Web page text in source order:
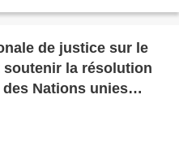
de justice sur le
la résolution
des Nations unies